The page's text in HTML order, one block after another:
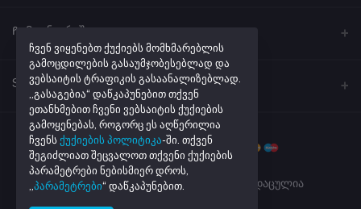
მისამართი
ქუთაისი, ჭავჭავაძის #41
ტელეფონი
+995 32 205 43 40
ელ. ფოსტა
info@netmarket.ge
Ჩემი ანგარიში
შესვლა
შეკვეთების ისტორია
რჩეული პროდუქტების სია
აკონტროლეთ შეკვეთა
Seller Zone
Become A Seller მაღაზიის რეგისტრაცია
Login to Seller Panel
Powered ByDaxi.ge| ყველა უფლება დაცულია
ჩვენ ვიყენებთ ქუქიებს მომხმარებლის
გამოცდილების გასაუმჯობესებლად და
ვებსაიტის ტრაფიკის გასაანალიზებლად.
„გასაგებია“ დაწკაპუნებით თქვენ
ეთანხმებით ჩვენი ვებსაიტის ქუქიების
გამოყენებას, როგორც ეს აღწერილია
ჩვენს ქუქიების პოლიტიკა-ში. თქვენ
შეგიძლიათ შეცვალოთ თქვენი ქუქიების
პარამეტრები ნებისმიერ დროს,
პარამეტრები“ დაწკაპუნებით.